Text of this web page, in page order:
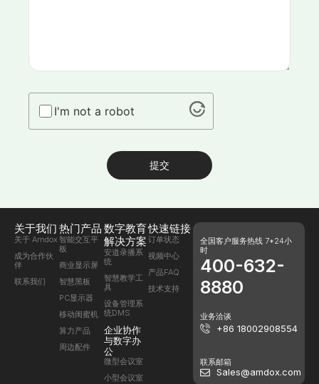
I'm not a robot
提交
关于我们
关于 Amdox
成为合作伙
伴
联系我们
热门产品
智能交互平
板
商业显示屏
智慧黑板
PC显示器
移动闺蜜机
算力产品
周边配件
数字教育
解决方案
安道录播系
统
智慧教学工
具
设备管理系
统DMS
企业协作
与数字办
公
微型会议室
小型会议室
快速链接
订单状态
视频中心
产品FAQ
技术支持
全国客户服务热线 7*24小
时
400-632-
8880
业务洽谈
+86 18002908554
联系邮箱
Sales@amdox.com